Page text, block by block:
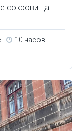
сокровища
10 часов